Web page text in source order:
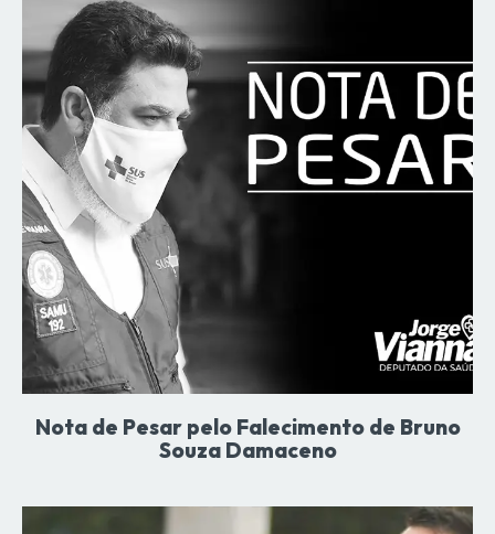
Nota de Pesar pelo Falecimento de Bruno
Souza Damaceno